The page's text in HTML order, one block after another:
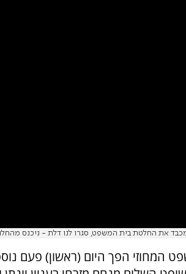
מכבד את החלטת בית המשפט, סגרו לנו דלת - ניכנס
המחוזי הפך היום (ראשון) פעם